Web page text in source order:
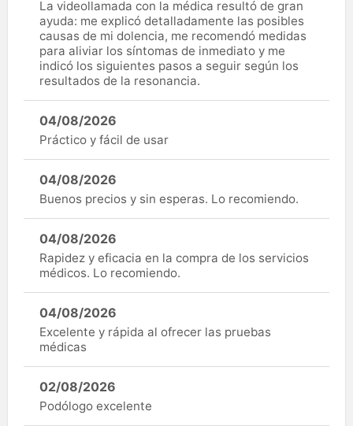
La videollamada con la médica resultó de gran
ayuda: me explicó detalladamente las posibles
causas de mi dolencia, me recomendó medidas
para aliviar los síntomas de inmediato y me
indicó los siguientes pasos a seguir según los
resultados de la resonancia.
04/08/2026
Práctico y fácil de usar
04/08/2026
Buenos precios y sin esperas. Lo recomiendo.
04/08/2026
Rapidez y eficacia en la compra de los servicios
médicos. Lo recomiendo.
04/08/2026
Excelente y rápida al ofrecer las pruebas
médicas
02/08/2026
Podólogo excelente